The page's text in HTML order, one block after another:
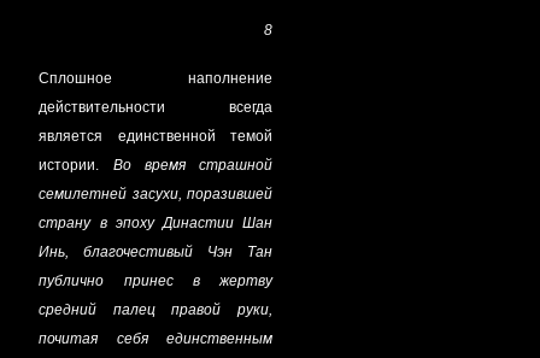
8
Сплошное наполнение
действительности всегда
является единственной темой
истории. Во время страшной
семилетней засухи, поразившей
страну в эпоху Династии Шан
Инь, благочестивый Чэн Тан
публично принес в жертву
средний палец правой руки,
почитая себя единственным